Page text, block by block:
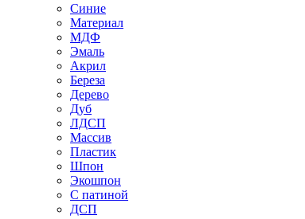
Синие
Материал
МДФ
Эмаль
Акрил
Береза
Дерево
Дуб
ЛДСП
Массив
Пластик
Шпон
Экошпон
С патиной
ДСП